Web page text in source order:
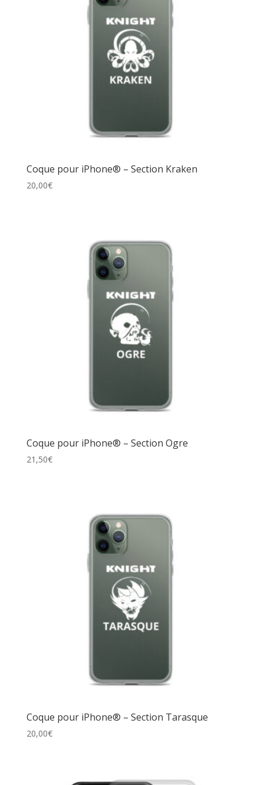
Coque pour iPhone® – Section Kraken
20,00€
Coque pour iPhone® – Section Ogre
21,50€
Coque pour iPhone® – Section Tarasque
20,00€